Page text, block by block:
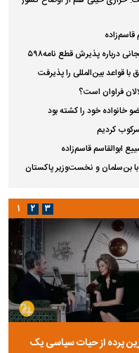
درباره پذیرش قطع نامه۵۹۸
قواعد بین‌المللی را پذیرفت
فراوان است؟
خانواده خود را کشته بود
کردیم
ابوالقاسم قاسم‌زاده
بن‌سلمان و نخست‌وزیر پاکستان
پرده از حیات سیاسی یک
۱ ۲ ۳